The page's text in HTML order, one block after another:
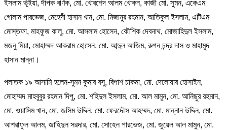
ইসলাম ভূঁইয়া, দীপক বণিক, মো. খোরশেদ আলম খোকন, কাজী মো. সুমন, একেএম
গোলাম পারভেজ, মেহেদী হাসান খান, মো. মিজানুর রহমান, আতিকুল ইসলাম, এটিএম
মোস্তফা, মাহফুজ কালু, মো. আসলাম হোসেন, কৌশিক দেবনাথ, মোজাহিদুল ইসলাম,
মজনু মিয়া, মোহাম্মদ আকরাম হোসেন, মো. আব্দুল আজিম, রুপন চন্দ্র দাস ও মাহামুদ
হাসান মান্না।
পলাতক ১৯ আসামি হলেন-সুমন কুমার বসু, বিপাশ চাকমা, মো. দেলোয়ার হোসাইন,
মোহাম্মদ মাহবুবুর রহমান দিপু, মো. শহিদুল ইসলাম, মো. আল মামুন, মো. আনিছুর রহমান,
মো. ওয়াসিম খান, মো. জসিম উদ্দিন, মো. ফেরদৌস আহম্মদ, মো. মান্নান উদ্দিন, মো.
আশরাফুল আলম, জাহিদুল সরদার, মো. সোহেল পারভেজ, মো. জুয়েল আল মামুন, মো.